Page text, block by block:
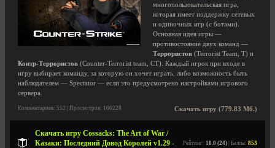
многопользовательская игра,
которая имеет поддержку сетевых
и одиночных игр (с ботами).
Основная идея игры —
противостояние двух команд —
Террористов (Terrorist Team, T) и
Контр-Террористов (Counter-Terrorist team, CT). Каждый игрок при входе в
игру выбирает команду, за которую он хочет играть, либо возможность быть
наблюдателем — Spectator — если это предусмотрено настройками игрового
сервера.
Скачать игру (779.83 Мб.)
Комментариев: 552 | Просмотров: 166228
Скачать игру Cossacks: The Art of War /
Казаки: Последний Довод Королей v1.29 -
Рейтинг: 10.0 (24) | Баллы: 853